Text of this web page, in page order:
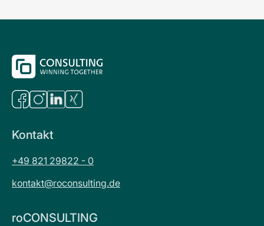
Kontakt
+49 821 29822 - 0
kontakt@roconsulting.de
roCONSULTING